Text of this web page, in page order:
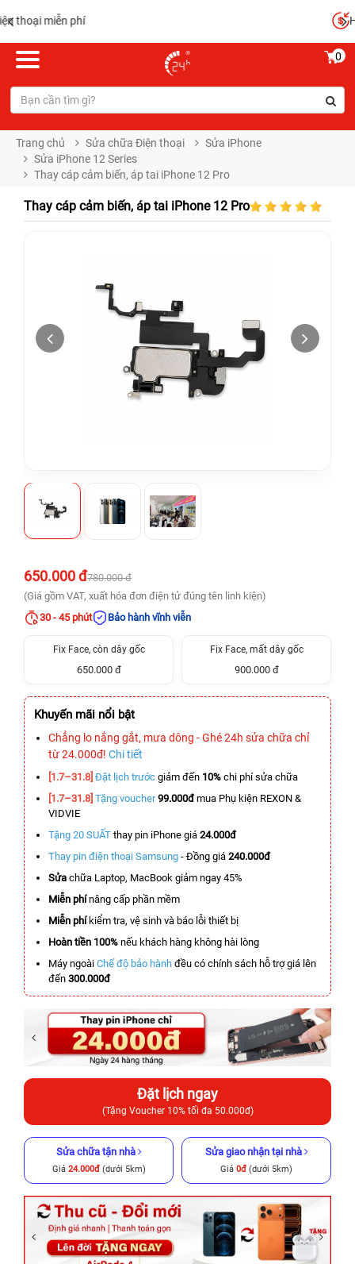
0
Trang chủ Sửa chữa Điện thoại
Sửa iPhone
Sửa iPhone 12 Series
Thay cáp cảm biến, áp tai iPhone 12 Pro
Thay cáp cảm biến, áp tai iPhone 12 Pro
650.000 đ780.000 đ
(Giá gồm VAT, xuất hóa đơn điện tử đúng tên linh kiện)
30 - 45 phút
Bảo hành vĩnh viễn
Fix Face, còn dây gốc
650.000 đ
Fix Face, mất dây gốc
900.000 đ
Khuyến mãi nổi bật
Chẳng lo nắng gắt, mưa dông - Ghé 24h sửa chữa chỉ
từ 24.000đ! Chi tiết
[1.7–31.8] Đặt lịch trước giảm đến 10% chi phí sửa chữa
[1.7–31.8] Tặng voucher 99.000đmua Phụ kiện REXON &
VIDVIE
Tặng 20 SUẤT thay pin iPhone giá 24.000đ
Thay pin điện thoại Samsung - Đồng giá 240.000đ
Sửa chữa Laptop, MacBook giảm ngay 45%
Miễn phínâng cấp phần mềm
Miễn phíkiểm tra, vệ sinh và báo lỗi thiết bị
Hoàn tiền 100% nếu khách hàng không hài lòng
Máy ngoài Chế độ bảo hành đều có chính sách hỗ trợ giá lên
đến 300.000đ
Đặt lịch ngay
(Tặng Voucher 10% tối đa 50.000đ)
Sửa chữa tận nhà
Giá 24.000đ(dưới 5km)
Sửa giao nhận tại nhà
Giá 0đ (dưới 5km)